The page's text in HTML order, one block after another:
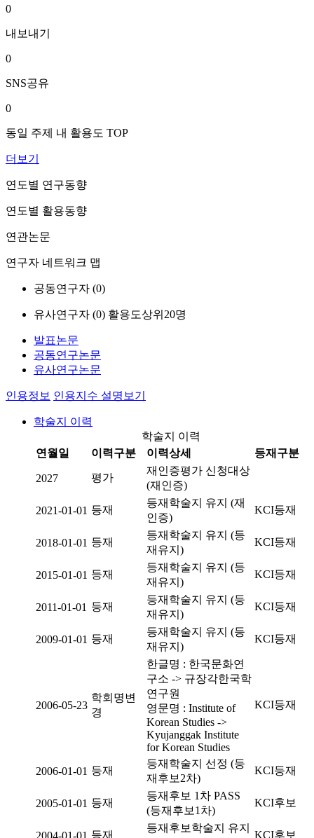
0
내보내기
0
SNS공유
0
동일 주제 내 활용도 TOP
더보기
연도별 연구동향
연도별 활용동향
연관논문
연구자 네트워크 맵
공동연구자 (0)
유사연구자 (0) 활용도상위20명
발표논문
공동연구논문
유사연구논문
인용정보 인용지수 설명보기
학술지 이력
학술지 이력
연월일
이력구분 이력상세 등재구분
2027 평가
재인증평가 신청대상
(재인증)
2021-01-01 등재
등재학술지 유지 (재
인증)
KCI등재
2018-01-01 등재
등재학술지 유지 (등
재유지)
KCI등재
2015-01-01 등재
등재학술지 유지 (등
재유지)
KCI등재
2011-01-01 등재
등재학술지 유지 (등
재유지)
KCI등재
2009-01-01 등재
등재학술지 유지 (등
재유지)
KCI등재
2006-05-23
학회명변
경
한글명 : 한국문화연
구소 -> 규장각한국학
연구원
영문명 : Institute of
Korean Studies ->
Kyujanggak Institute
for Korean Studies
KCI등재
2006-01-01 등재
등재학술지 선정 (등
재후보2차)
KCI등재
2005-01-01 등재
등재후보 1차 PASS
(등재후보1차)
KCI후보
2004-01-01 등재
등재후보학술지 유지
KCI후보